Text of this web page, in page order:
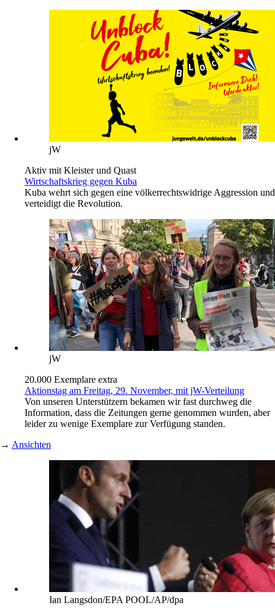
jW
Aktiv mit Kleister und Quast
Wirtschaftskrieg gegen Kuba
Kuba wehrt sich gegen eine völkerrechtswidrige Aggression und
verteidigt die Revolution.
jW
20.000 Exemplare extra
Aktionstag am Freitag, 29. November, mit jW-Verteilung
Von unseren Unterstützern bekamen wir fast durchweg die
Information, dass die Zeitungen gerne genommen wurden, aber
leider zu wenige Exemplare zur Verfügung standen.
→ Ansichten
Ian Langsdon/EPA POOL/AP/dpa